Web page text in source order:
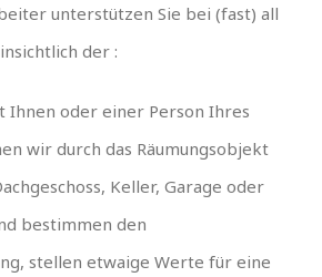
unterstützen Sie bei (fast) all
der :
Ihnen oder einer Person Ihres
wir durch das Räumungsobjekt
Keller, Garage oder
bestimmen den
stellen etwaige Werte für eine